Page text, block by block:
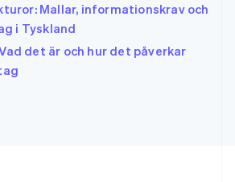
Mallar, informationskrav och
i Tyskland
Vad det är och hur det påverkar